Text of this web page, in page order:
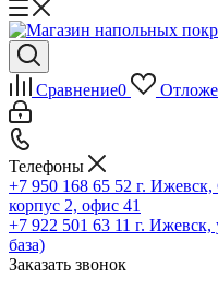
Сравнение0
Телефоны
+7 950 168 65 52 г. Ижевск,
корпус 2, офис 41
+7 922 501 63 11 г. Ижевск,
база)
Заказать звонок